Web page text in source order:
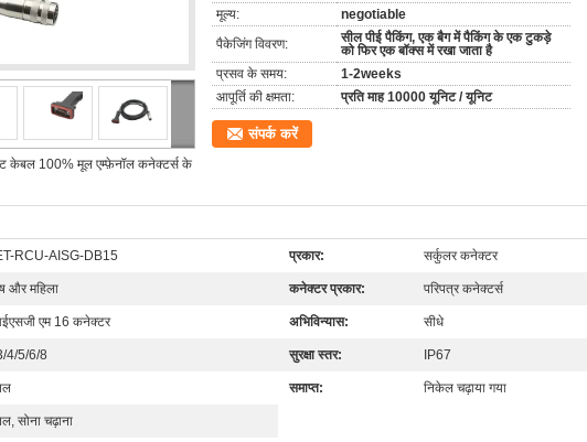
केबल 100% मूल एम्फ़ेनॉल कनेक्टर्स के
मूल्य:
negotiable
पैकेजिंग विवरण:
सील पीई पैकिंग, एक बैग में पैकिंग के एक टुकड़े
को फिर एक बॉक्स में रखा जाता है
प्रसव के समय:
1-2weeks
आपूर्ति की क्षमता:
प्रति माह 10000 यूनिट / यूनिट
संपर्क करें
RCU-AISG-DB15 प्रकार: सर्कुलर कनेक्टर
और महिला कनेक्टर प्रकार: परिपत्र कनेक्टर्स
एम 16 कनेक्टर अभिविन्यास: सीधे
4/5/6/8 सुरक्षा स्तर: IP67
समाप्त: निकेल चढ़ाया गया
सोना चढ़ाना